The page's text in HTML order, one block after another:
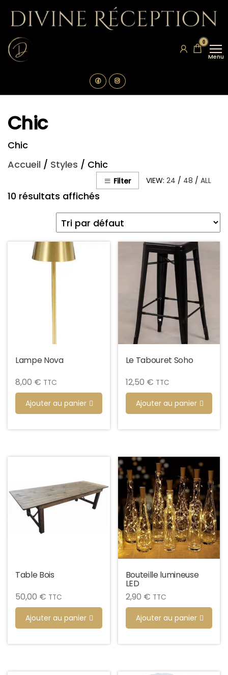
contenu
0
Menu
Chic
Chic
Accueil / Styles / Chic
VIEW: 24 / 48 / ALL
Filter
10 résultats affichés
Lampe Nova
8,00 € TTC
Ajouter au panier
Le Tabouret Soho
12,50 € TTC
Ajouter au panier
Table Bois
50,00 € TTC
Ajouter au panier
Bouteille lumineuse
LED
2,90 € TTC
Ajouter au panier